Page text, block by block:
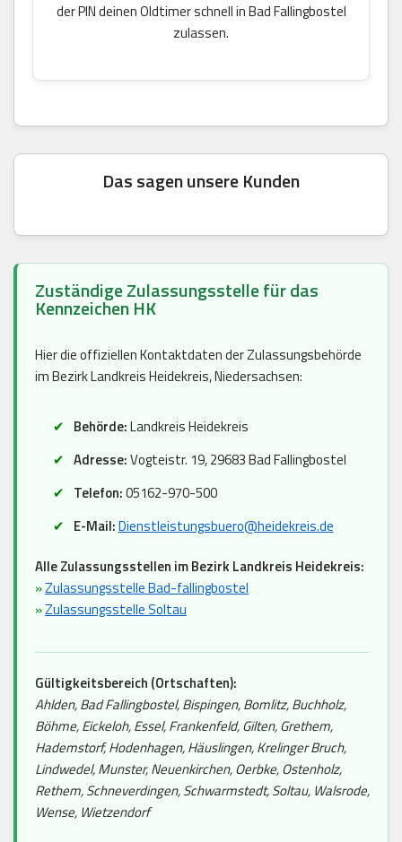
der PIN deinen Oldtimer schnell in Bad Fallingbostel
zulassen.
Das sagen unsere Kunden
Zuständige Zulassungsstelle für das
Kennzeichen HK
Hier die offiziellen Kontaktdaten der Zulassungsbehörde
im Bezirk Landkreis Heidekreis, Niedersachsen:
Behörde:Landkreis Heidekreis
Adresse:Vogteistr. 19, 29683 Bad Fallingbostel
Telefon:05162-970-500
E-Mail:Dienstleistungsbuero@heidekreis.de
Alle Zulassungsstellen im Bezirk Landkreis Heidekreis:
»Zulassungsstelle Bad-fallingbostel
»Zulassungsstelle Soltau
Gültigkeitsbereich (Ortschaften):
Ahlden, Bad Fallingbostel, Bispingen, Bomlitz, Buchholz,
Böhme, Eickeloh, Essel, Frankenfeld, Gilten, Grethem,
Hademstorf, Hodenhagen, Häuslingen, Krelinger Bruch,
Lindwedel, Munster, Neuenkirchen, Oerbke, Ostenholz,
Rethem, Schneverdingen, Schwarmstedt, Soltau, Walsrode,
Wense, Wietzendorf